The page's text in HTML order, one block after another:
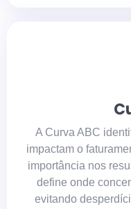
A Curva ABC
impactam o
importância nos
define onde
evitando